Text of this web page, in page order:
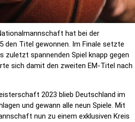
hat bei der
den Titel gewonnen. Im Finale setzte
zuletzt spannenden Spiel knapp gegen
sich damit den zweiten EM-Titel nach
2023 blieb Deutschland im
und gewann alle neun Spiele. Mit
nun zu einem exklusiven Kreis